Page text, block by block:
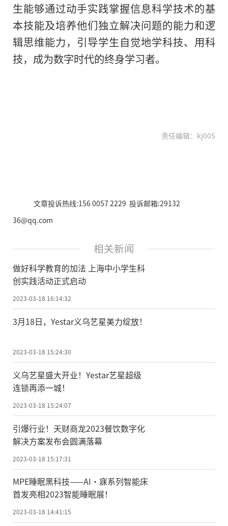
生能够通过动手实践掌握信息科学技术的基
本技能及培养他们独立解决问题的能力和逻
辑思维能力，引导学生自觉地学科技、用科
技，成为数字时代的终身学习者。
责任编辑：kj005
文章投诉热线:156 0057 2229 投诉邮箱:29132
36@qq.com
相关新闻
做好科学教育的加法 上海中小学生科
创实践活动正式启动
2023-03-18 16:14:32
3月18日，Yestar义乌艺星美力绽放！
2023-03-18 15:24:30
义乌艺星盛大开业！Yestar艺星超级
连锁再添一城！
2023-03-18 15:24:07
引爆行业！天财商龙2023餐饮数字化
解决方案发布会圆满落幕
2023-03-18 15:17:31
MPE睡眠黑科技——AI·寐系列智能床
首发亮相2023智能睡眠展！
2023-03-18 14:41:15